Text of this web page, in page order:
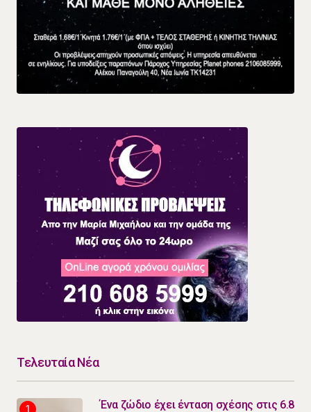
Τελευταία Νέα
Ένα ζώδιο έχει ένταση σχέσης στις 6.8